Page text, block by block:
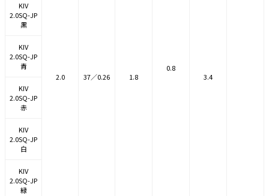
0.8
2.0 37／0.26 1.8 3.4
KIV
2.0SQ-JP
黒
KIV
2.0SQ-JP
青
KIV
2.0SQ-JP
赤
KIV
2.0SQ-JP
白
KIV
2.0SQ-JP
緑